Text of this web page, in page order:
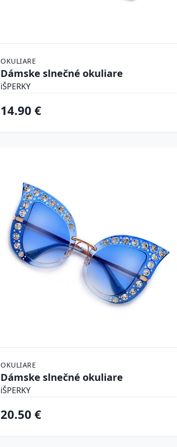
OKULIARE
Dámske slnečné okuliare
iŠPERKY
14.90 €
OKULIARE
Dámske slnečné okuliare
iŠPERKY
20.50 €